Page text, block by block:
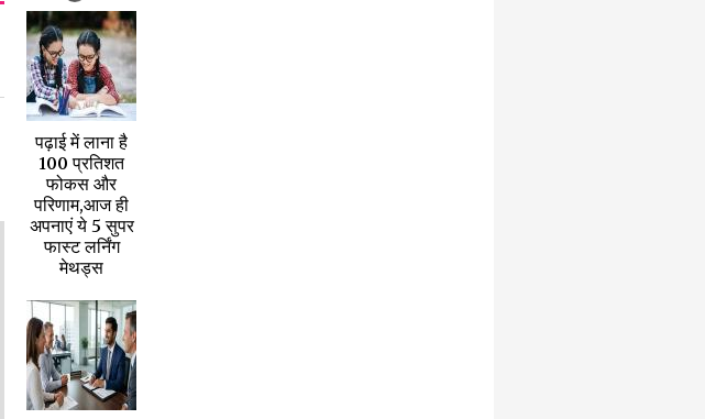
पढ़ाई में लाना है
100 प्रतिशत
फोकस और
परिणाम,आज ही
अपनाएं ये 5 सुपर
फास्ट लर्निंग
मेथड्स